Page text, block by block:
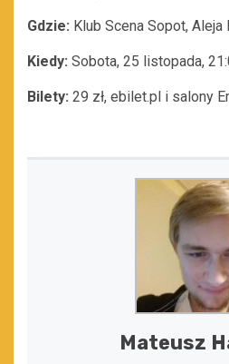
Gdzie: Klub Scena Sopot,
Kiedy: Sobota, 25 listopada,
Bilety: 29 zł, ebilet.pl i salony
Mateusz